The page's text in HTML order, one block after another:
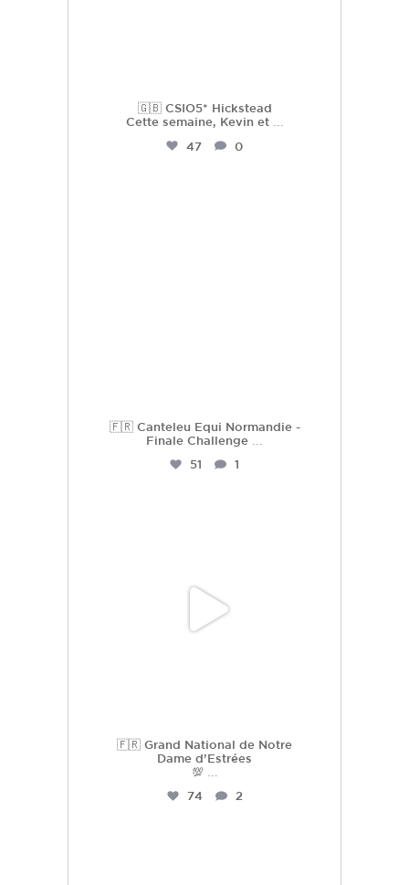
🇬🇧 CSIO5* Hickstead
Cette semaine, Kevin et ...
47
0
🇫🇷 Canteleu Equi Normandie -
Finale Challenge
51
1
🇫🇷 Grand National de Notre
Dame d’Estrées
💯 ...
74
2